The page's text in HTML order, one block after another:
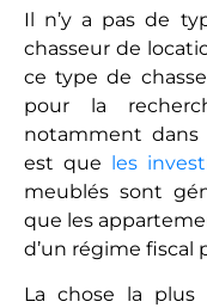
Il n’y a pas de
chasseur de
ce type de
pour la
notamment dans
est que les
meublés sont
que les
d’un régime fiscal
La chose la plus